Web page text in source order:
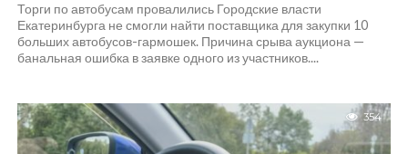
Торги по автобусам провалились Городские власти
Екатеринбурга не смогли найти поставщика для закупки 10
больших автобусов-гармошек. Причина срыва аукциона —
банальная ошибка в заявке одного из участников....
354